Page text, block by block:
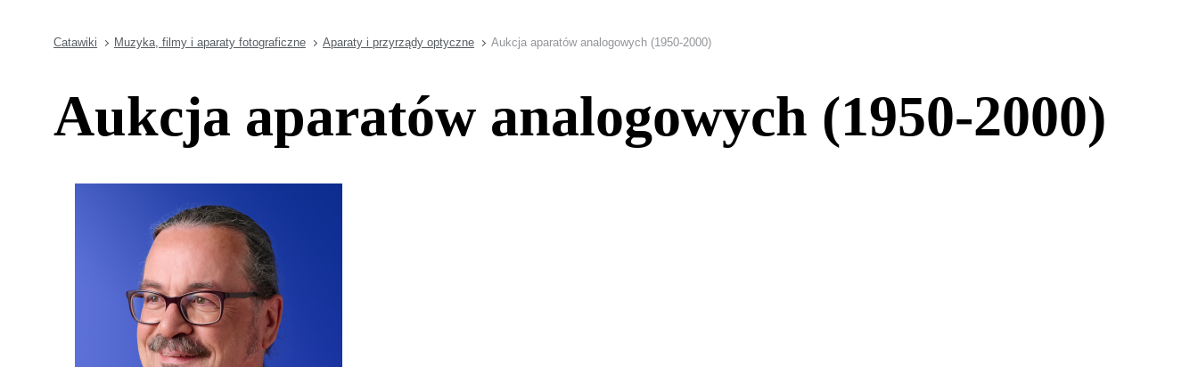
Catawiki Muzyka, filmy i aparaty fotograficzne Aparaty i przyrządy optyczne Aukcja aparatów analogowych (1950-2000)
Aukcja aparatów analogowych (1950-2000)